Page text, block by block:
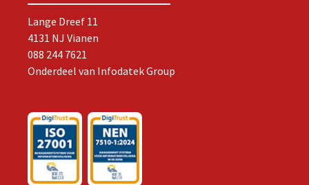
Lange Dreef 11
4131 NJ Vianen
088 244 7621
Onderdeel van Infodatek Group